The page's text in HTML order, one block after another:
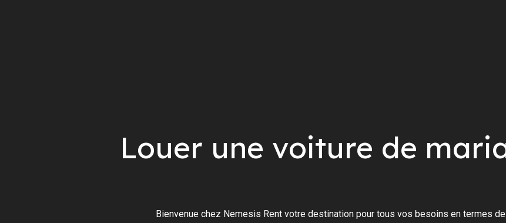
Louer une voiture de
Bienvenue chez Nemesis Rent votre destination pour tous vos besoins en termes de